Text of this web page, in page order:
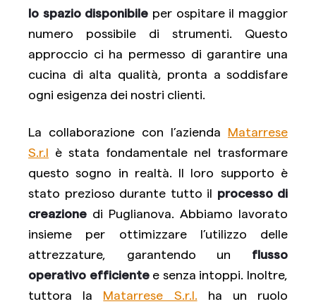
lo spazio disponibile per ospitare il maggior
numero possibile di strumenti. Questo
approccio ci ha permesso di garantire una
cucina di alta qualità, pronta a soddisfare
ogni esigenza dei nostri clienti.
La collaborazione con l’azienda Matarrese
S.r.l è stata fondamentale nel trasformare
questo sogno in realtà. Il loro supporto è
stato prezioso durante tutto il processo di
creazione di Puglianova. Abbiamo lavorato
insieme per ottimizzare l’utilizzo delle
attrezzature, garantendo un flusso
operativo efficientee senza intoppi. Inoltre,
tuttora la Matarrese S.r.l.
ha un ruolo